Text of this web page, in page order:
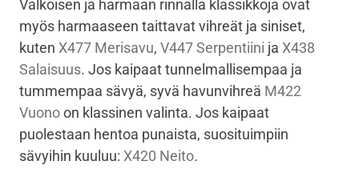
Valkoisen ja harmaan rinnalla klassikkoja ovat
myös harmaaseen taittavat vihreät ja siniset,
kuten X477 Merisavu, V447 Serpentiini ja X438
Salaisuus. Jos kaipaat tunnelmallisempaa ja
tummempaa sävyä, syvä havunvihreä M422
Vuonoon klassinen valinta. Jos kaipaat
puolestaan hentoa punaista, suosituimpiin
sävyihin kuuluu: X420 Neito.